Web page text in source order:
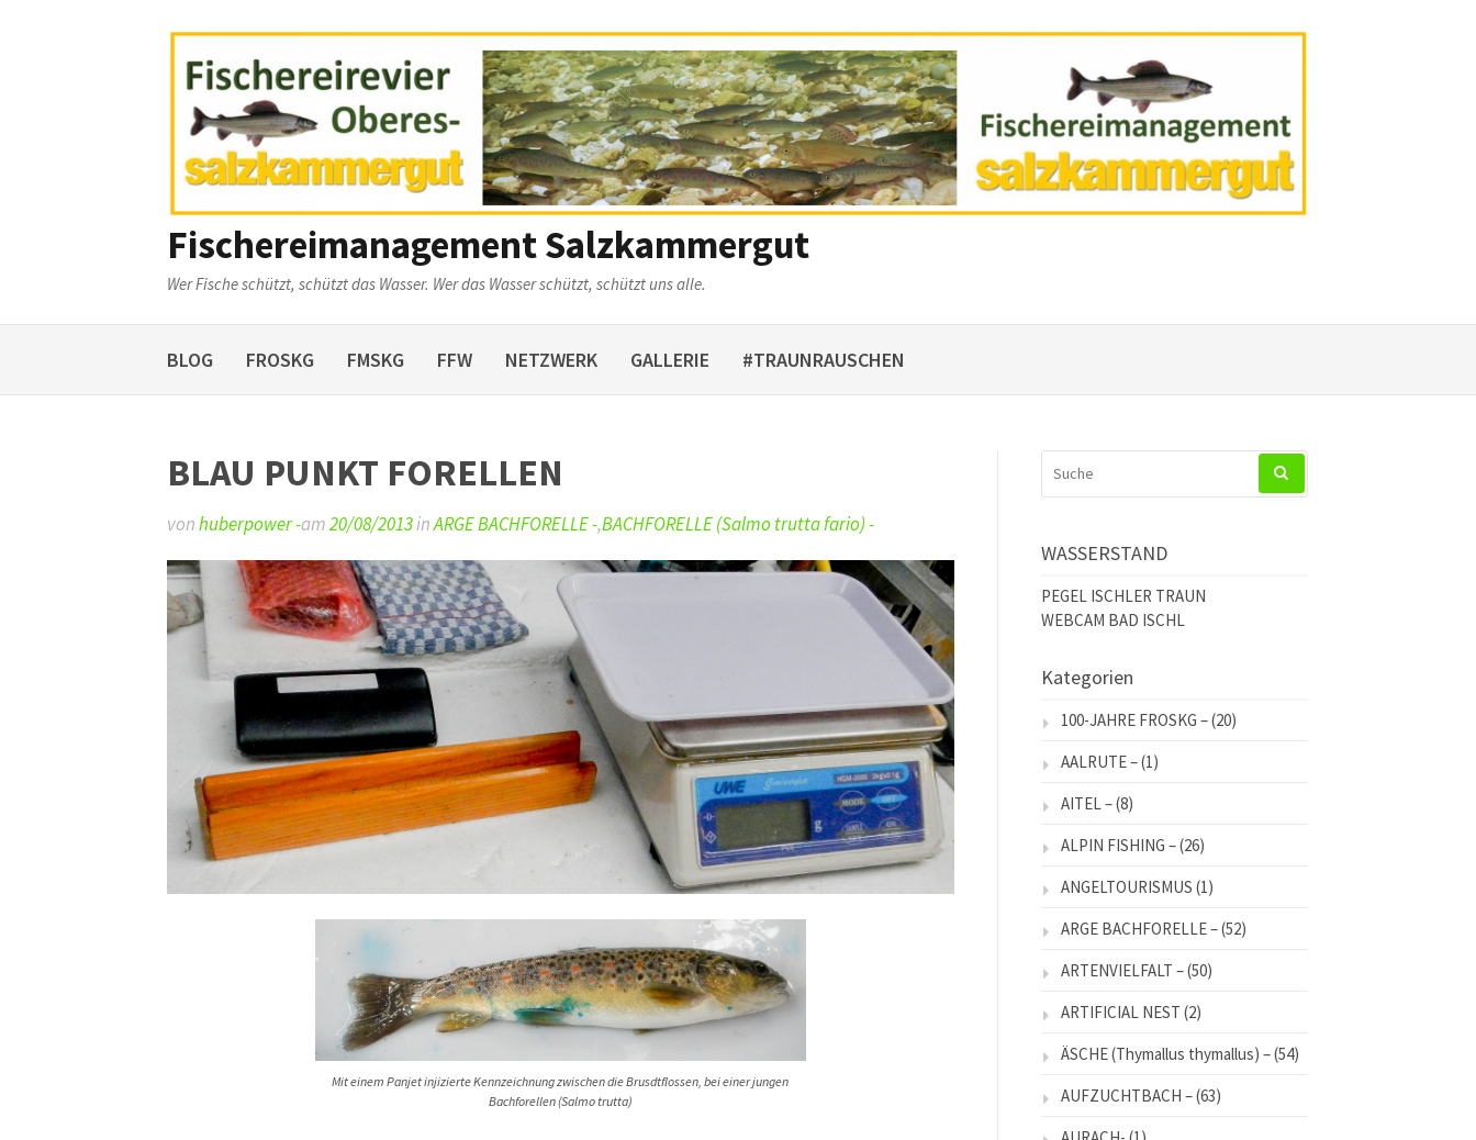
Fischereimanagement Salzkammergut
Wer Fische schützt, schützt das Wasser. Wer das Wasser schützt, schützt uns alle.
BLOG FROSKG FMSKG FFW NETZWERK GALLERIE #TRAUNRAUSCHEN
BLAU PUNKT FORELLEN
vonhuberpower -am20/08/2013inARGE BACHFORELLE -,BACHFORELLE (Salmo trutta fario) -
Mit einem Panjet injizierte Kennzeichnung zwischen die Brusdtflossen, bei einer jungen
Bachforellen (Salmo trutta)
NACH:
WASSERSTAND
PEGEL ISCHLER TRAUN
WEBCAM BAD ISCHL
Kategorien
100-JAHRE FROSKG –(20)
AALRUTE –(1)
AITEL –(8)
ALPIN FISHING –(26)
ANGELTOURISMUS (1)
ARGE BACHFORELLE –(52)
ARTENVIELFALT –(50)
ARTIFICIAL NEST (2)
ÄSCHE (Thymallus thymallus) –(54)
AUFZUCHTBACH –(63)